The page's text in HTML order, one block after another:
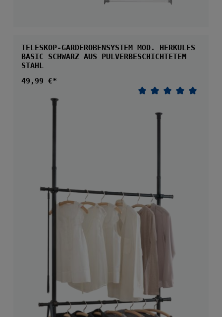
TELESKOP-GARDEROBENSYSTEM MOD. HERKULES
BASIC SCHWARZ AUS PULVERBESCHICHTETEM
STAHL
Regulärer Preis:
49,99 €*